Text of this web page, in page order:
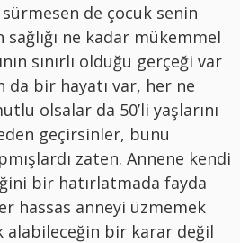
de çocuk senin
ne kadar mükemmel
sınırlı olduğu gerçeği var
bir hayatı var, her ne
olsalar da 50’li yaşlarını
geçirsinler, bunu
zaten. Annene kendi
bir hatırlatmada fayda
hassas anneyi üzmemek
alabileceğin bir karar değil